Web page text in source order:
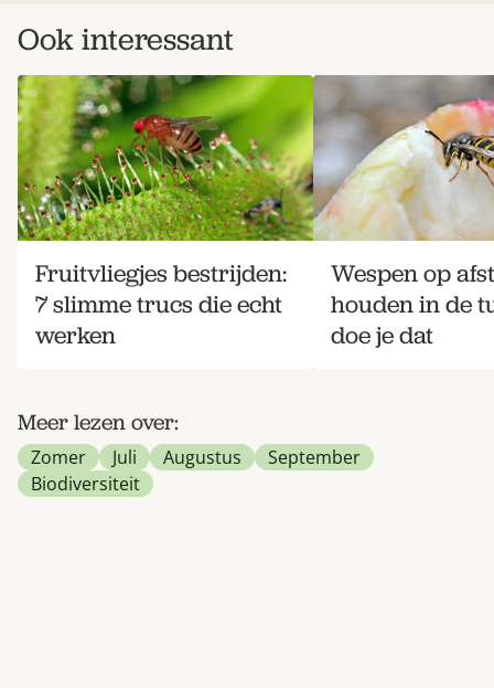
Ook interessant
Fruitvliegjes bestrijden:
7 slimme trucs die echt
werken
Wespen op
houden in de
doe je dat
Meer lezen over:
Zomer Juli Augustus
September
Biodiversiteit